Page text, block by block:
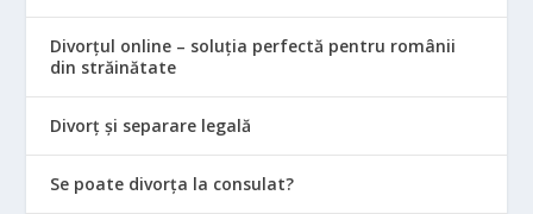
Divorțul online – soluția perfectă pentru românii
din străinătate
Divorț și separare legală
Se poate divorța la consulat?